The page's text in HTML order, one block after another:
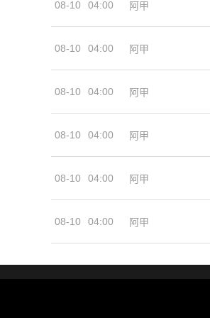
08-10 04:00 阿甲
08-10 04:00 阿甲
08-10 04:00 阿甲
08-10 04:00 阿甲
08-10 04:00 阿甲
08-10 04:00 阿甲